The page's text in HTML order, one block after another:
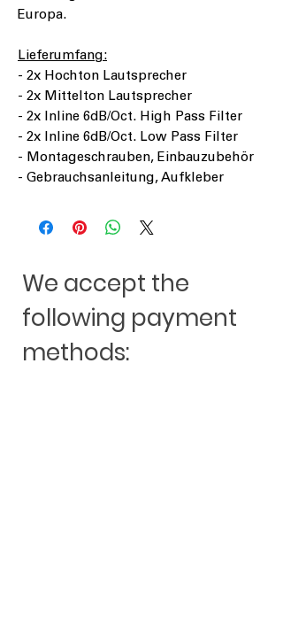
Europa.
Lieferumfang:
- 2x Hochton Lautsprecher
- 2x Mittelton Lautsprecher
- 2x Inline 6dB/Oct. High Pass Filter
- 2x Inline 6dB/Oct. Low Pass Filter
- Montageschrauben, Einbauzubehör
- Gebrauchsanleitung, Aufkleber
We accept the
following payment
methods: